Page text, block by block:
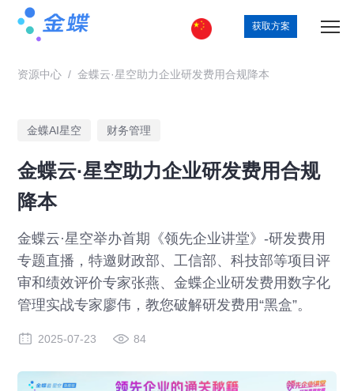
获取方案
资源中心 / 金蝶云·星空助力企业研发费用合规降本
金蝶AI星空 财务管理
金蝶云·星空助力企业研发费用合规
降本
金蝶云·星空举办首期《领先企业讲堂》-研发费用
专题直播，特邀财政部、工信部、科技部等项目评
审和绩效评价专家张燕、金蝶企业研发费用数字化
管理实战专家廖伟，教您破解研发费用“黑盒”。
2025-07-23 84